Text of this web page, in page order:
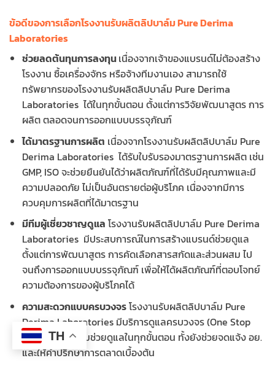
ข้อดีของการเลือกโรงงานรับผลิตลิปบาล์ม Pure Derima
Laboratories
ช่วยลดต้นทุนการลงทุนเนื่องจากเจ้าของแบรนด์ไม่ต้องสร้าง
โรงงาน ซื้อเครื่องจักร หรือจ้างทีมงานเอง สามารถใช้
ทรัพยากรของโรงงานรับผลิตลิปบาล์ม Pure Derima
Laboratories ได้ในทุกขั้นตอน ตั้งแต่การวิจัยพัฒนาสูตร การ
ผลิต ตลอดจนการออกแบบบรรจุภัณฑ์
ได้มาตรฐานการผลิต เนื่องจากโรงงานรับผลิตลิปบาล์ม Pure
Derima Laboratories ได้รับใบรับรองมาตรฐานการผลิต เช่น
GMP, ISO จะช่วยยืนยันได้ว่าผลิตภัณฑ์ที่ได้รับมีคุณภาพและมี
ความปลอดภัย ไม่เป็นอันตรายต่อผู้บริโภค เนื่องจากมีการ
ควบคุมการผลิตที่ได้มาตรฐาน
มีทีมผู้เชี่ยวชาญดูแล โรงงานรับผลิตลิปบาล์ม Pure Derima
Laboratories มีประสบการณ์ในการสร้างแบรนด์ช่วยดูแล
ตั้งแต่การพัฒนาสูตร การคัดเลือกสารสกัดและส่วนผสม ไป
จนถึงการออกแบบบรรจุภัณฑ์ เพื่อให้ได้ผลิตภัณฑ์ที่ตอบโจทย์
ความต้องการของผู้บริโภคได้
ความสะดวกแบบครบวงจรโรงงานรับผลิตลิปบาล์ม Pure
Derima Laboratories มีบริการดูแลครบวงจร (One Stop
Service) ที่พร้อมช่วยดูแลในทุกขั้นตอน ทั้งยังช่วยจดแจ้ง อย.
และให้คำปรึกษาการตลาดเบื้องต้น
TH